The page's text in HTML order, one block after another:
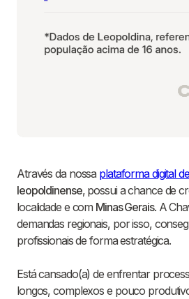
Através da nossa plataforma digital
leopoldinense, possui a chance de
localidade e com Minas Gerais. A
demandas regionais, por isso,
profissionais de forma estratégica.
Está cansado(a) de enfrentar
longos, complexos e pouco